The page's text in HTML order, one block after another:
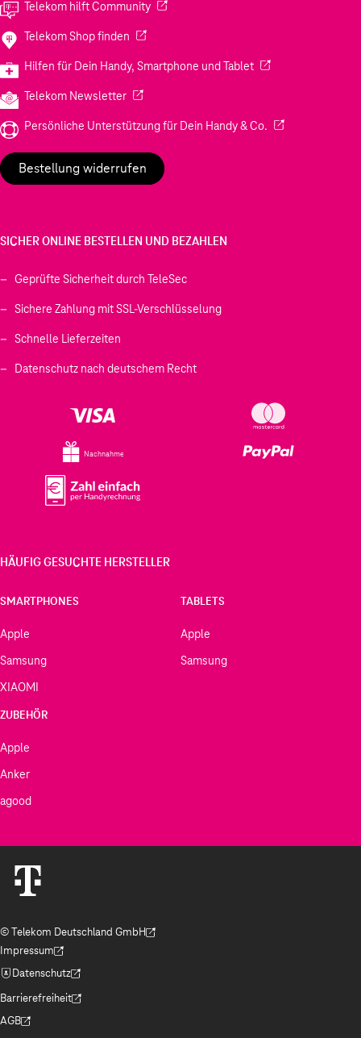
Telekom hilft Community(Wird in einem neuen Tab geöffnet)
Telekom Shop finden (Wird in einem neuen Tab geöffnet)
Hilfen für Dein Handy, Smartphone und Tablet(Wird in einem
Telekom Newsletter(Wird in einem neuen Tab geöffnet)
Persönliche Unterstützung für Dein Handy & Co. (Wird in einem
Bestellung widerrufen
SICHER ONLINE BESTELLEN UND BEZAHLEN
Geprüfte Sicherheit durch TeleSec
Sichere Zahlung mit SSL-Verschlüsselung
Schnelle Lieferzeiten
Datenschutz nach deutschem Recht
Nachnahme
HÄUFIG GESUCHTE HERSTELLER
SMARTPHONES
Apple
Samsung
XIAOMI
TABLETS
Apple
Samsung
ZUBEHÖR
Apple
Anker
agood
© Telekom Deutschland GmbH
(Der Link wird in einem neuen Tab geöffnet)
Impressum
(Der Link wird in einem neuen Tab geöffnet)
Datenschutz
(Der Link wird in einem neuen Tab geöffnet)
Barrierefreiheit
(Der Link wird in einem neuen Tab geöffnet)
AGB
(Der Link wird in einem neuen Tab geöffnet)